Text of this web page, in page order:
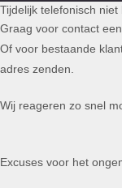
Tijdelijk telefonisch niet
Graag voor contact
Of voor bestaande
adres zenden.
Wij reageren zo snel
Excuses voor het